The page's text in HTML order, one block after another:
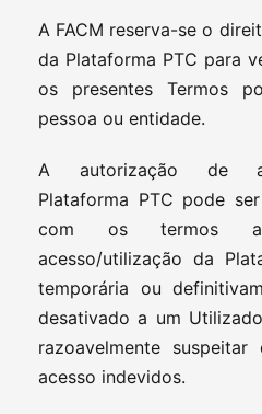
A FACM reserva-se o
da Plataforma PTC para
os presentes Termos
pessoa ou entidade.
A autorização de
Plataforma PTC pode
com os termos
acesso/utilização da
temporária ou
desativado a um
razoavelmente
acesso indevidos.